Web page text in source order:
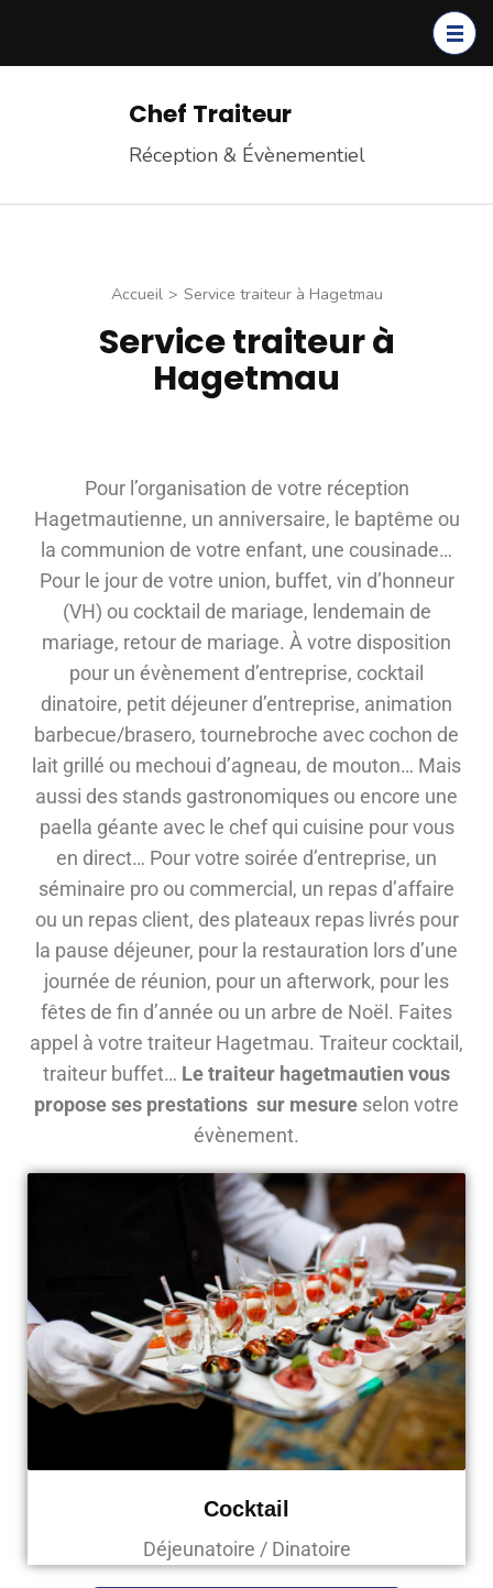
Chef Traiteur
Réception & Évènementiel
Accueil > Service traiteur à Hagetmau
Service traiteur à
Hagetmau
Pour l’organisation de votre réception
Hagetmautienne, un anniversaire, le baptême ou
la communion de votre enfant, une cousinade…
Pour le jour de votre union, buffet, vin d’honneur
(VH) ou cocktail de mariage, lendemain de
mariage, retour de mariage. À votre disposition
pour un évènement d’entreprise, cocktail
dinatoire, petit déjeuner d’entreprise, animation
barbecue/brasero, tournebroche avec cochon de
lait grillé ou mechoui d’agneau, de mouton… Mais
aussi des stands gastronomiques ou encore une
paella géante avec le chef qui cuisine pour vous
en direct… Pour votre soirée d’entreprise, un
séminaire pro ou commercial, un repas d’affaire
ou un repas client, des plateaux repas livrés pour
la pause déjeuner, pour la restauration lors d’une
journée de réunion, pour un afterwork, pour les
fêtes de fin d’année ou un arbre de Noël. Faites
appel à votre traiteur Hagetmau. Traiteur cocktail,
traiteur buffet… Le traiteur hagetmautien vous
propose ses prestations sur mesure selon votre
évènement.
Cocktail
Déjeunatoire / Dinatoire